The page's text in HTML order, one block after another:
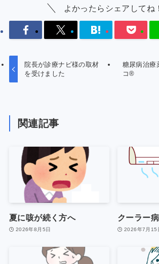
よかったらシェアしてね！
院長が診療ナビ様の取材
を受けました
糖尿病治
コ®
関連記事
夏に咳が続く方へ
2026年8月5日
クーラー病
2026年7月15